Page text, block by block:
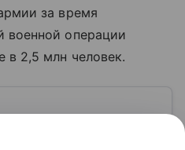
за время
военной операции
в 2,5 млн человек.